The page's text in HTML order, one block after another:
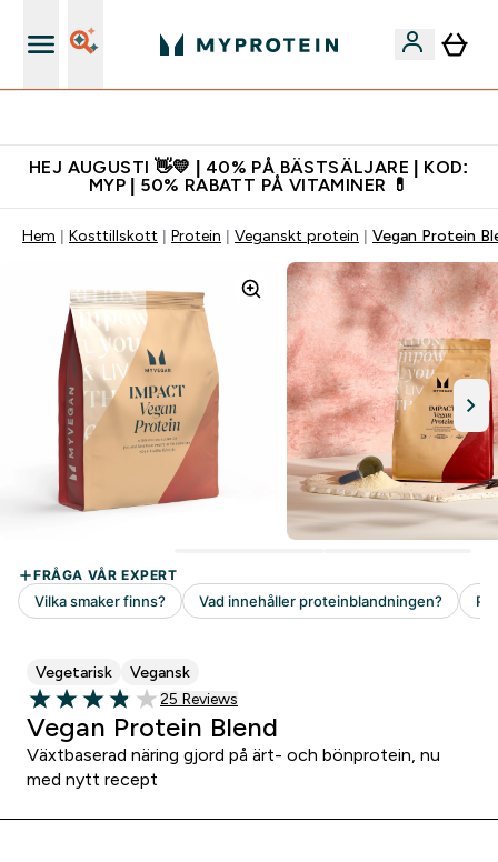
HEJ AUGUSTI 👋💛 | 40% PÅ BÄSTSÄLJARE | KOD:
MYP | 50% RABATT PÅ VITAMINER 💊
Hem Kosttillskott Protein Veganskt protein Vegan Protein
Vegetarisk Vegansk
3.88 out of 5 stars
25 customer reviews
25 Reviews
Vegan Protein Blend
Växtbaserad näring gjord på ärt- och bönprotein, nu
med nytt recept